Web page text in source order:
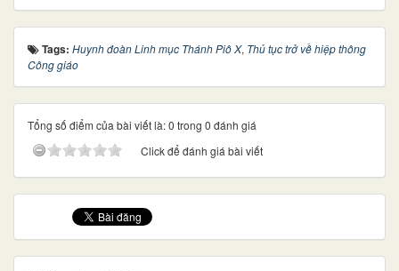
Tags: Huynh đoàn Linh mục Thánh Piô X, Thủ tục trở về hiệp thông
Công giáo
Tổng số điểm của bài viết là: 0 trong 0 đánh giá
Click để đánh giá bài viết